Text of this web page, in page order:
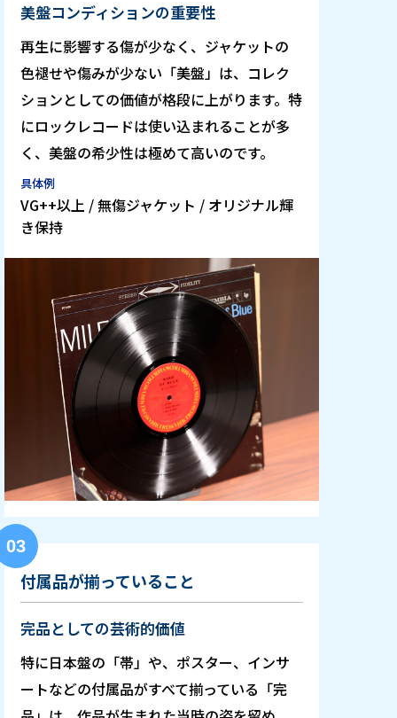
美盤コンディションの重要性
再生に影響する傷が少なく、ジャケットの
色褪せや傷みが少ない「美盤」は、コレク
ションとしての価値が格段に上がります。特
にロックレコードは使い込まれることが多
く、美盤の希少性は極めて高いのです。
具体例
VG++以上 / 無傷ジャケット / オリジナル輝
き保持
03
付属品が揃っていること
完品としての芸術的価値
特に日本盤の「帯」や、ポスター、インサ
ートなどの付属品がすべて揃っている「完